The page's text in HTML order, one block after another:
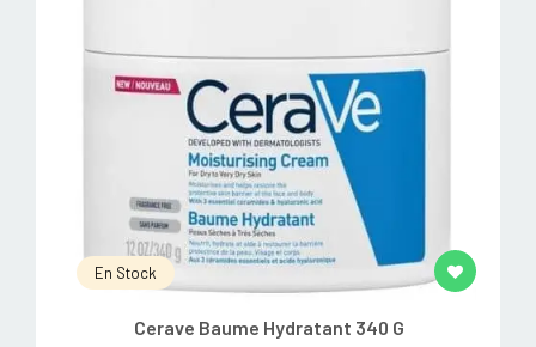
En Stock
Cerave Baume Hydratant 340 G